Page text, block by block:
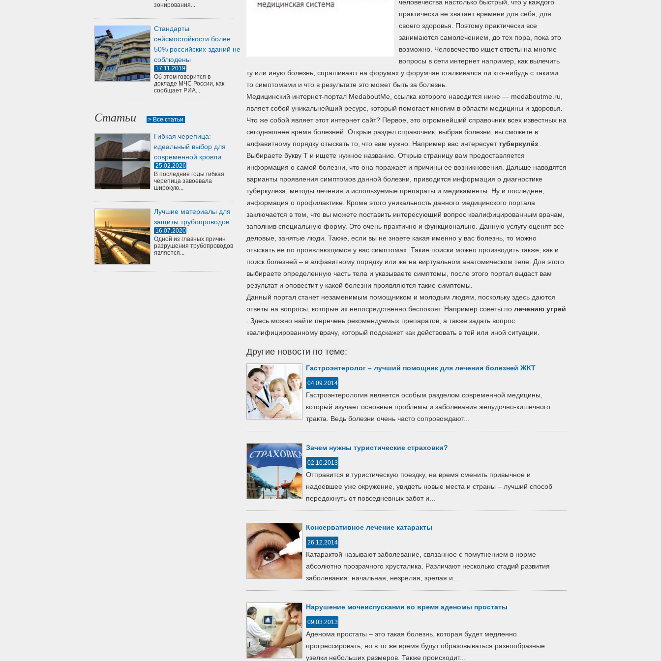
зонирования...
Стандарты
сейсмостойкости более
50% российских зданий не
соблюдены
17.11.2019
Об этом говорится в
докладе МЧС России, как
сообщает РИА...
Статьи > Все статьи
Гибкая черепица:
идеальный выбор для
современной кровли
25.02.2026
В последние годы гибкая
черепица завоевала
широкую...
Лучшие материалы для
защиты трубопроводов
16.07.2020
Одной из главных причин
разрушения трубопроводов
является...
человечества настолько быстрый, что у каждого
практически не хватает времени для себя, для
своего здоровья. Поэтому практически все
занимаются самолечением, до тех пора, пока это
возможно. Человечество ищет ответы на многие
вопросы в сети интернет например, как вылечить
ту или иную болезнь, спрашивают на форумах у форумчан сталкивался ли кто-нибудь с такими
то симптомами и что в результате это может быть за болезнь.
Медицинский интернет-портал MedaboutMe, ссылка которого наводится ниже — medaboutme.ru,
являет собой уникальнейший ресурс, который помогает многим в области медицины и здоровья.
Что же собой являет этот интернет сайт? Первое, это огромнейший справочник всех известных на
сегодняшнее время болезней. Открыв раздел справочник, выбрав болезни, вы сможете в
алфавитному порядку отыскать то, что вам нужно. Например вас интересуеттуберкулёз
Выбираете букву Т и ищете нужное название. Открыв страницу вам предоставляется
информация о самой болезни, что она поражает и причины ее возникновения. Дальше наводятся
варианты проявления симптомов данной болезни, приводится информация о диагностике
туберкулеза, методы лечения и используемые препараты и медикаменты. Ну и последнее,
информация о профилактике. Кроме этого уникальность данного медицинского портала
заключается в том, что вы можете поставить интересующий вопрос квалифицированным врачам,
заполнив специальную форму. Это очень практично и функционально. Данную услугу оценят все
деловые, занятые люди. Также, если вы не знаете какая именно у вас болезнь, то можно
отыскать ее по проявляющимся у вас симптомах. Такие поиски можно производить также, как и
поиск болезней – в алфавитному порядку или же на виртуальном анатомическом теле. Для этого
выбираете определенную часть тела и указываете симптомы, после этого портал выдаст вам
результат и оповестит у какой болезни проявляются такие симптомы.
Данный портал станет незаменимым помощником и молодым людям, поскольку здесь даются
ответы на вопросы, которые их непосредственно беспокоят. Например советы по лечению угрей
. Здесь можно найти перечень рекомендуемых препаратов, а также задать вопрос
квалифицированному врачу, который подскажет как действовать в той или иной ситуации.
Другие новости по теме:
Гастроэнтеролог – лучший помощник для лечения болезней ЖКТ
04.09.2014
Гастроэнтерология является особым разделом современной медицины,
который изучает основные проблемы и заболевания желудочно-кишечного
тракта. Ведь болезни очень часто сопровождают...
Зачем нужны туристические страховки?
02.10.2013
Отправится в туристическую поездку, на время сменить привычное и
надоевшее уже окружение, увидеть новые места и страны – лучший способ
передохнуть от повседневных забот и...
Консервативное лечение катаракты
26.12.2014
Катарактой называют заболевание, связанное с помутнением в норме
абсолютно прозрачного хрусталика. Различают несколько стадий развития
заболевания: начальная, незрелая, зрелая и...
Нарушение мочеиспускания во время аденомы простаты
09.03.2013
Аденома простаты – это такая болезнь, которая будет медленно
прогрессировать, но в то же время будут образовываться разнообразные
узелки небольших размеров. Также происходит...